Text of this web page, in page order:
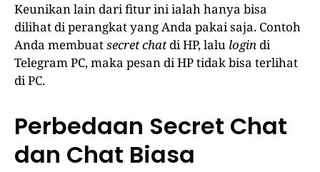
Keunikan lain dari fitur ini ialah hanya bisa
dilihat di perangkat yang Anda pakai saja. Contoh
Anda membuatsecret chatdi HP, lalu login di
Telegram PC, maka pesan di HP tidak bisa terlihat
di PC.
Perbedaan Secret Chat
dan Chat Biasa